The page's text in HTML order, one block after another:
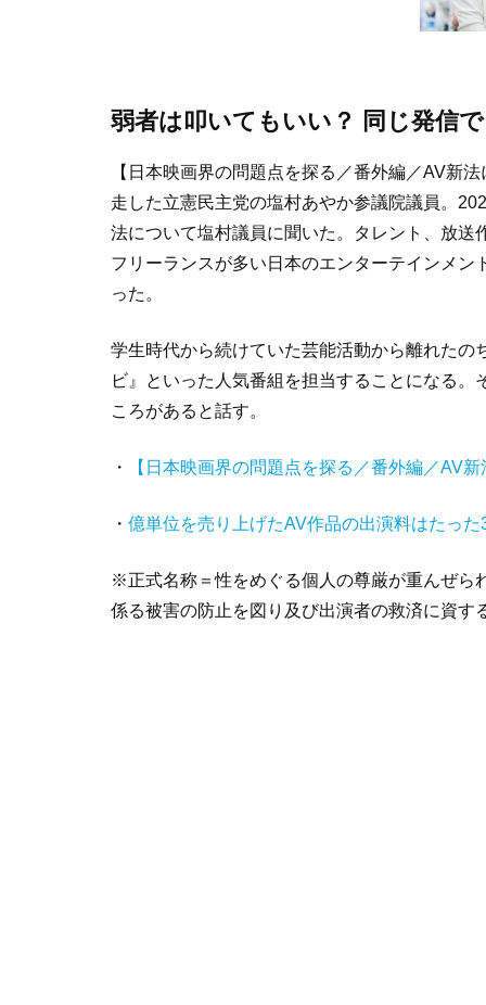
弱者は叩いてもいい？ 同じ発信
【日本映画界の問題点を探る／番外編／AV新
走した立憲民主党の塩村あやか参議院議員。
法について塩村議員に聞いた。タレント、放
フリーランスが多い日本のエンターテインメ
った。
学生時代から続けていた芸能活動から離れた
ビ』といった人気番組を担当することになる。
ころがあると話す。
・ 【日本映画界の問題点を探る／番外編／AV
・ 億単位を売り上げたAV作品の出演料はたっ
※正式名称＝性をめぐる個人の尊厳が重んぜら
係る被害の防止を図り及び出演者の救済に資